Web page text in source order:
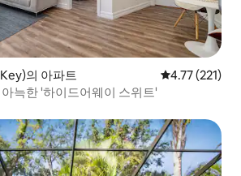
의 아파트 평점 4.77점(5
4.77 (221)
늑한 '하이드어웨이 스위트'